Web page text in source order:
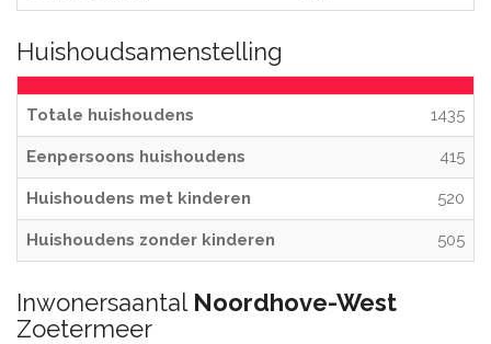
Huishoudsamenstelling
Totale huishoudens 1435
Eenpersoons huishoudens 415
Huishoudens met kinderen 520
Huishoudens zonder kinderen 505
Inwonersaantal Noordhove-West
Zoetermeer